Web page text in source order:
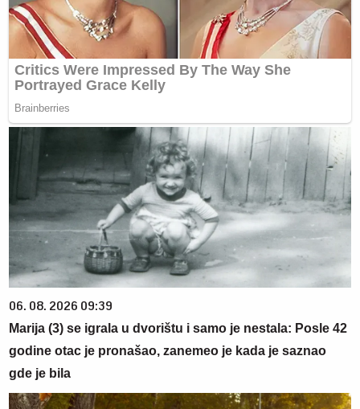
06. 08. 2026 09:39
Marija (3) se igrala u dvorištu i samo je nestala: Posle 42
godine otac je pronašao, zanemeo je kada je saznao
gde je bila